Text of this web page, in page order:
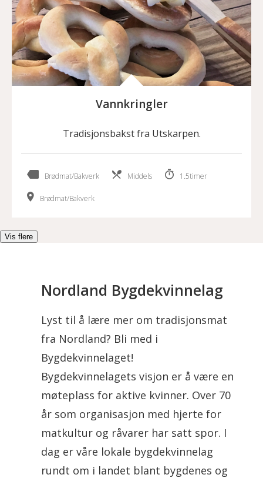
Vannkringler
Tradisjonsbakst fra Utskarpen.
Brødmat/Bakverk Middels 1.5timer
Brødmat/Bakverk
Vis flere
Nordland Bygdekvinnelag
Lyst til å lære mer om tradisjonsmat
fra Nordland? Bli med i
Bygdekvinnelaget!
Bygdekvinnelagets visjon er å være en
møteplass for aktive kvinner. Over 70
år som organisasjon med hjerte for
matkultur og råvarer har satt spor. I
dag er våre lokale bygdekvinnelag
rundt om i landet blant bygdenes og